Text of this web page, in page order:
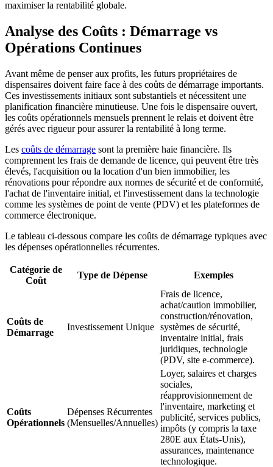
maximiser la rentabilité globale.
Analyse des Coûts : Démarrage vs
Opérations Continues
Avant même de penser aux profits, les futurs propriétaires de
dispensaires doivent faire face à des coûts de démarrage importants.
Ces investissements initiaux sont substantiels et nécessitent une
planification financière minutieuse. Une fois le dispensaire ouvert,
les coûts opérationnels mensuels prennent le relais et doivent être
gérés avec rigueur pour assurer la rentabilité à long terme.
Les coûts de démarrage sont la première haie financière. Ils
comprennent les frais de demande de licence, qui peuvent être très
élevés, l'acquisition ou la location d'un bien immobilier, les
rénovations pour répondre aux normes de sécurité et de conformité,
l'achat de l'inventaire initial, et l'investissement dans la technologie
comme les systèmes de point de vente (PDV) et les plateformes de
commerce électronique.
Le tableau ci-dessous compare les coûts de démarrage typiques avec
les dépenses opérationnelles récurrentes.
Catégorie de
Coût
Type de Dépense Exemples
Coûts de
Démarrage
Investissement Unique
Frais de licence,
achat/caution immobilier,
construction/rénovation,
systèmes de sécurité,
inventaire initial, frais
juridiques, technologie
(PDV, site e-commerce).
Coûts
Opérationnels
Dépenses Récurrentes
(Mensuelles/Annuelles)
Loyer, salaires et charges
sociales,
réapprovisionnement de
l'inventaire, marketing et
publicité, services publics,
impôts (y compris la taxe
280E aux États-Unis),
assurances, maintenance
technologique.